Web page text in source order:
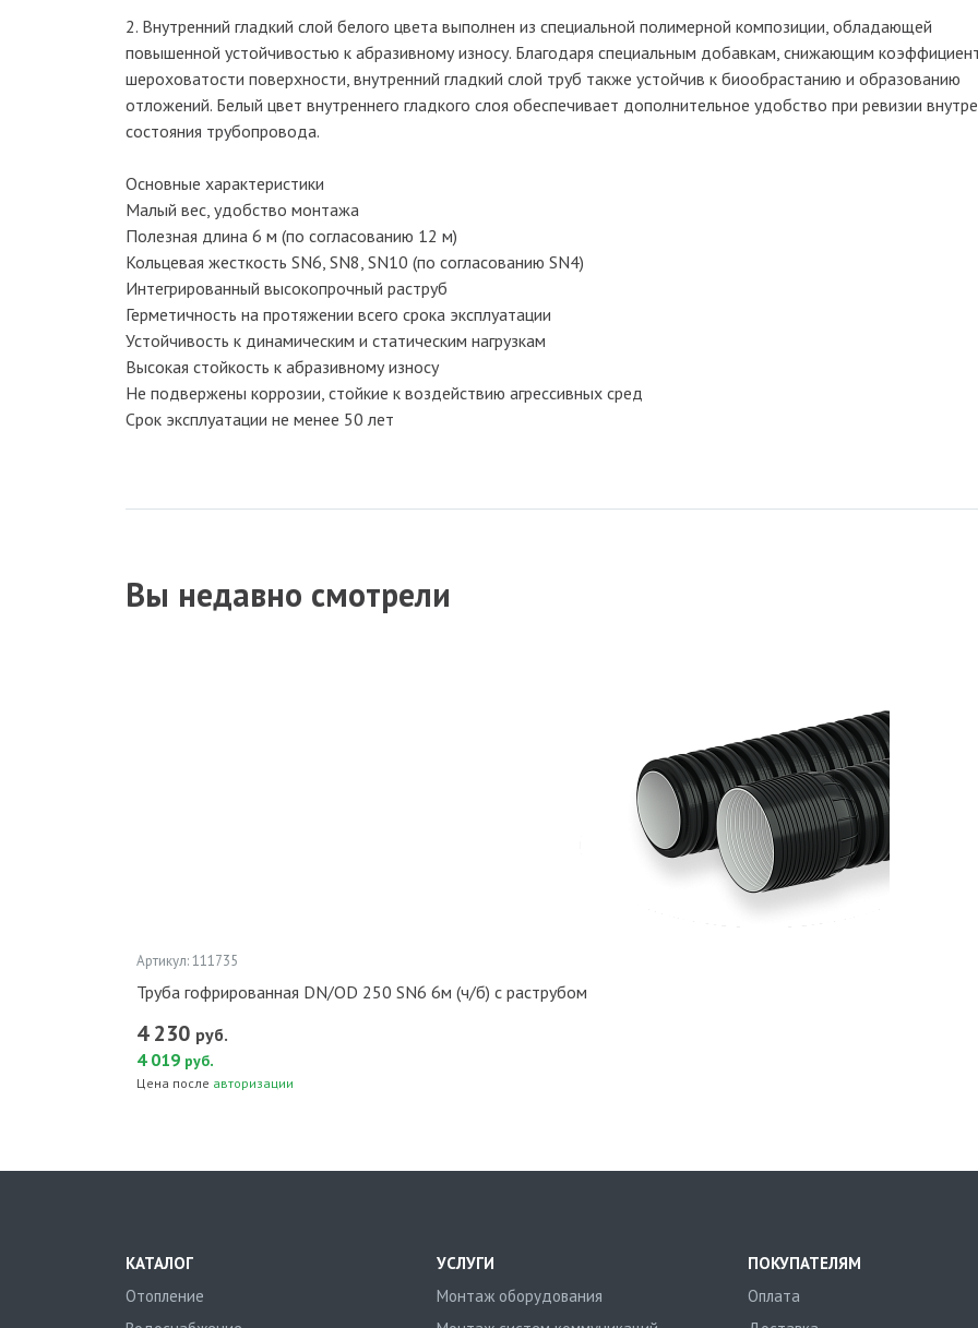
2. Внутренний гладкий слой белого цвета выполнен из специальной полимерной композиции, обладающей
повышенной устойчивостью к абразивному износу. Благодаря специальным добавкам, снижающим
шероховатости поверхности, внутренний гладкий слой труб также устойчив к биообрастанию и образованию
отложений. Белый цвет внутреннего гладкого слоя обеспечивает дополнительное удобство при ревизии
состояния трубопровода.
Основные характеристики
Малый вес, удобство монтажа
Полезная длина 6 м (по согласованию 12 м)
Кольцевая жесткость SN6, SN8, SN10 (по согласованию SN4)
Интегрированный высокопрочный раструб
Герметичность на протяжении всего срока эксплуатации
Устойчивость к динамическим и статическим нагрузкам
Высокая стойкость к абразивному износу
Не подвержены коррозии, стойкие к воздействию агрессивных сред
Срок эксплуатации не менее 50 лет
Вы недавно смотрели
Артикул: 111735
Труба гофрированная DN/OD 250 SN6 6м (ч/б) с раструбом
4 230 руб.
4 019 руб.
Цена после авторизации
КАТАЛОГ
Отопление
УСЛУГИ
Монтаж оборудования
ПОКУПАТЕЛЯМ
Оплата